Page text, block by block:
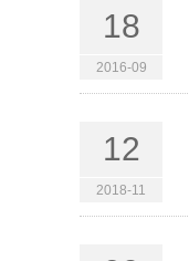
18
2016-09
12
2018-11